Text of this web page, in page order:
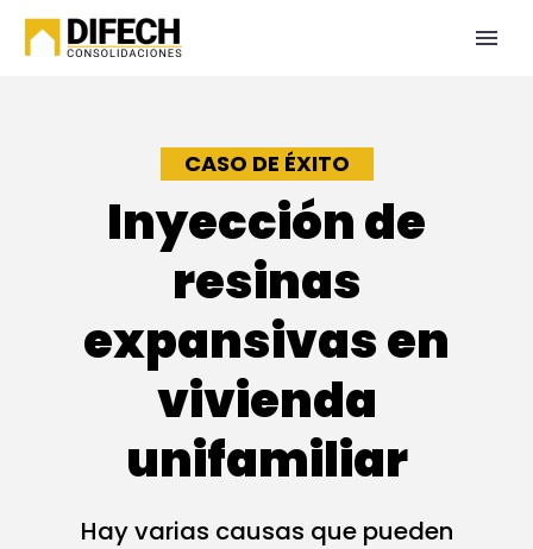
CASO DE ÉXITO
Inyección de
resinas
expansivas en
vivienda
unifamiliar
Hay varias causas que pueden